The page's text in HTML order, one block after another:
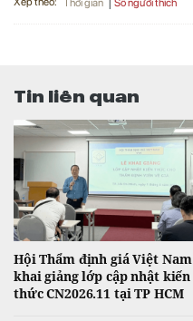
Thời gian
Tin liên quan
Hội Thẩm định giá Việt Nam
khai giảng lớp cập nhật kiến
thức CN2026.11 tại TP HCM